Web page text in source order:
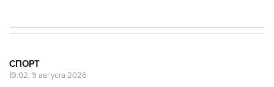
СПОРТ
19:02, 9 августа 2026